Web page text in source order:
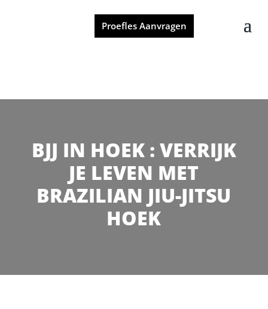
Proefles Aanvragen
BJJ IN HOEK : VERRIJK
JE LEVEN MET
BRAZILIAN JIU-JITSU
HOEK